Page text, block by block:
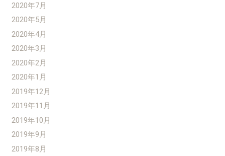
2020年7月
2020年5月
2020年4月
2020年3月
2020年2月
2020年1月
2019年12月
2019年11月
2019年10月
2019年9月
2019年8月